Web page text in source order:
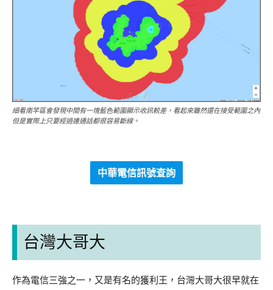
細看南竿區會發現中間有一塊藍色範圍顯示收訊較差，看起來雖然還在接受範圍之內
但是實際上只要經過連通話都很容易斷線。
中華電信訊號查詢
台灣大哥大
作為電信三強之一，又是有名的獲利王，台灣大哥大很早就在